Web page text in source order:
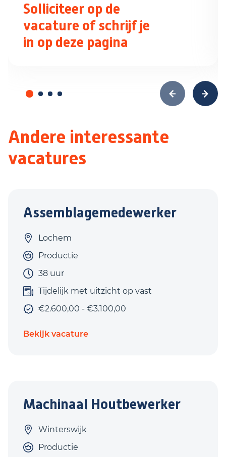
Solliciteer op de
vacature of schrijf je
in op deze pagina
Andere interessante
vacatures
Assemblagemedewerker
Lochem
Productie
38 uur
Tijdelijk met uitzicht op vast
€2.600,00 - €3.100,00
Bekijk vacature
Machinaal Houtbewerker
Winterswijk
Productie